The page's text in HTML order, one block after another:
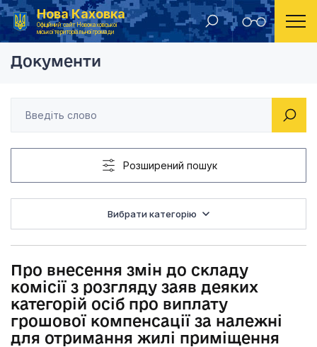
Нова Каховка
Офіційний сайт Новокаховської
міської територіальної громади
Головна Рішення виконавчого комітету Новокаховської міської ради 2021 року Про внесення змін
Документи
Розширений пошук
Вибрати категорію
Про внесення змін до складу
комісії з розгляду заяв деяких
категорій осіб про виплату
грошової компенсації за належні
для отримання жилі приміщення